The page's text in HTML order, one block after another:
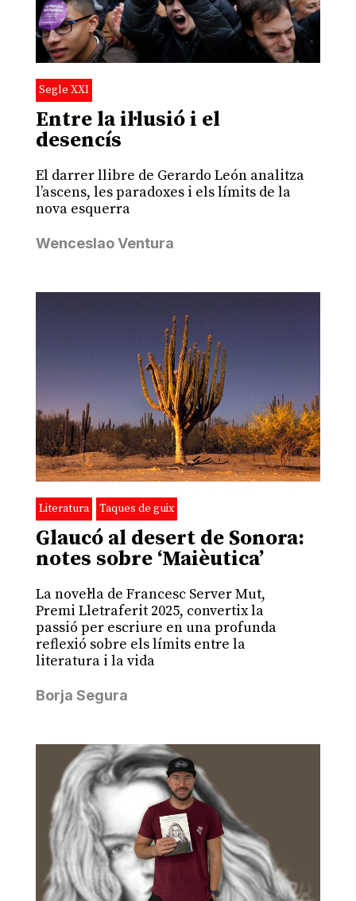
Segle XXI
Entre la il·lusió i el
desencís
El darrer llibre de Gerardo León analitza
l’ascens, les paradoxes i els límits de la
nova esquerra
Wenceslao Ventura
Literatura Taques de guix
Glaucó al desert de Sonora:
notes sobre ‘Maièutica’
La novel·la de Francesc Server Mut,
Premi Lletraferit 2025, convertix la
passió per escriure en una profunda
reflexió sobre els límits entre la
literatura i la vida
Borja Segura